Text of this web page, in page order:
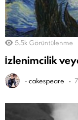
5.5k Görüntülenme
İzlenimcilik
-cakespeare